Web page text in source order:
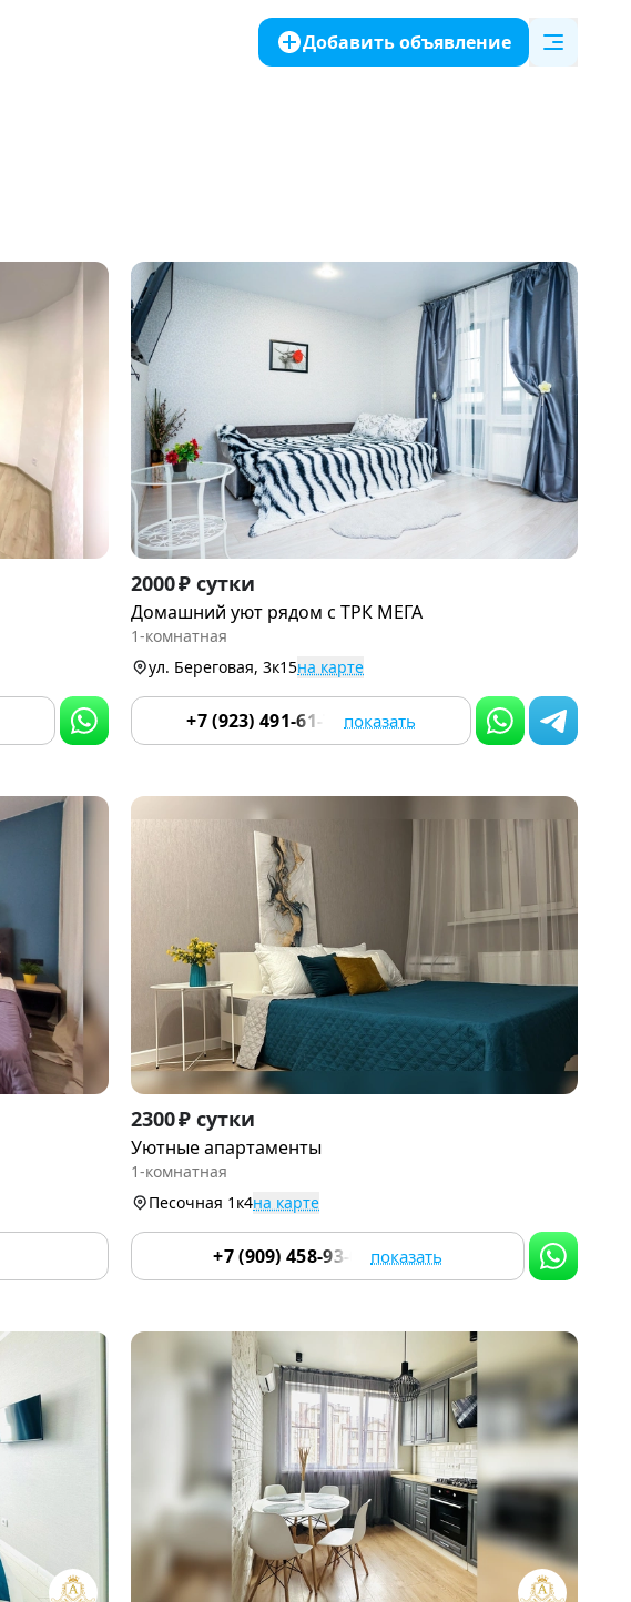
Добавить объявление
Item
1
of
2000 ₽ сутки
Домашний уют рядом с ТРК МЕГА
1-комнатная
ул. Береговая, 3к15на карте
+7 (923) 491-61-78показать
Item
1
of
2300 ₽ сутки
Уютные апартаменты
1-комнатная
Песочная 1к4на карте
+7 (909) 458-93-04 показать